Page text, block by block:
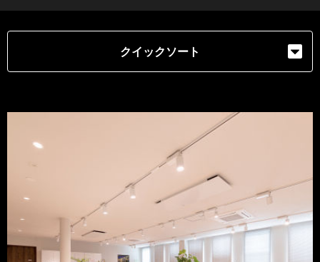
クイックソート